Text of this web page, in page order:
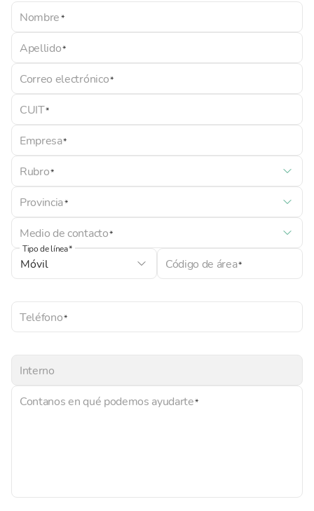
Nombre
Apellido
Correo electrónico
CUIT
Empresa
Rubro
Provincia
Medio de contacto
Tipo de línea
Código de área
Interno
Teléfono
Contanos en qué podemos ayudarte